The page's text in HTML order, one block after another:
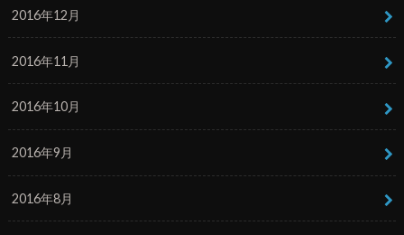
2016年12月
2016年11月
2016年10月
2016年9月
2016年8月